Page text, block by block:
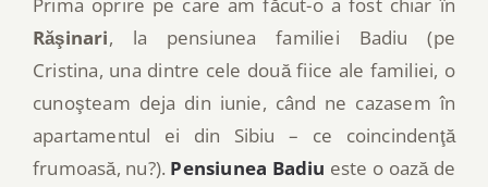
Prima oprire pe care am făcut-o a fost chiar în
Răşinari, la pensiunea familiei Badiu (pe
Cristina, una dintre cele două fiice ale familiei, o
cunoşteam deja din iunie, când ne cazasem în
apartamentul ei din Sibiu – ce coincindenţă
frumoasă, nu?). Pensiunea Badiu este o oază de